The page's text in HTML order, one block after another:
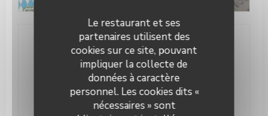
Le restaurant et ses
partenaires utilisent des
cookies sur ce site, pouvant
impliquer la collecte de
données à caractère
personnel. Les cookies dits «
nécessaires » sont
Infos pratiques
Cuisine
Brunch , Brunch Burger, Cuisine Locale,
Hamburger, Fait maison